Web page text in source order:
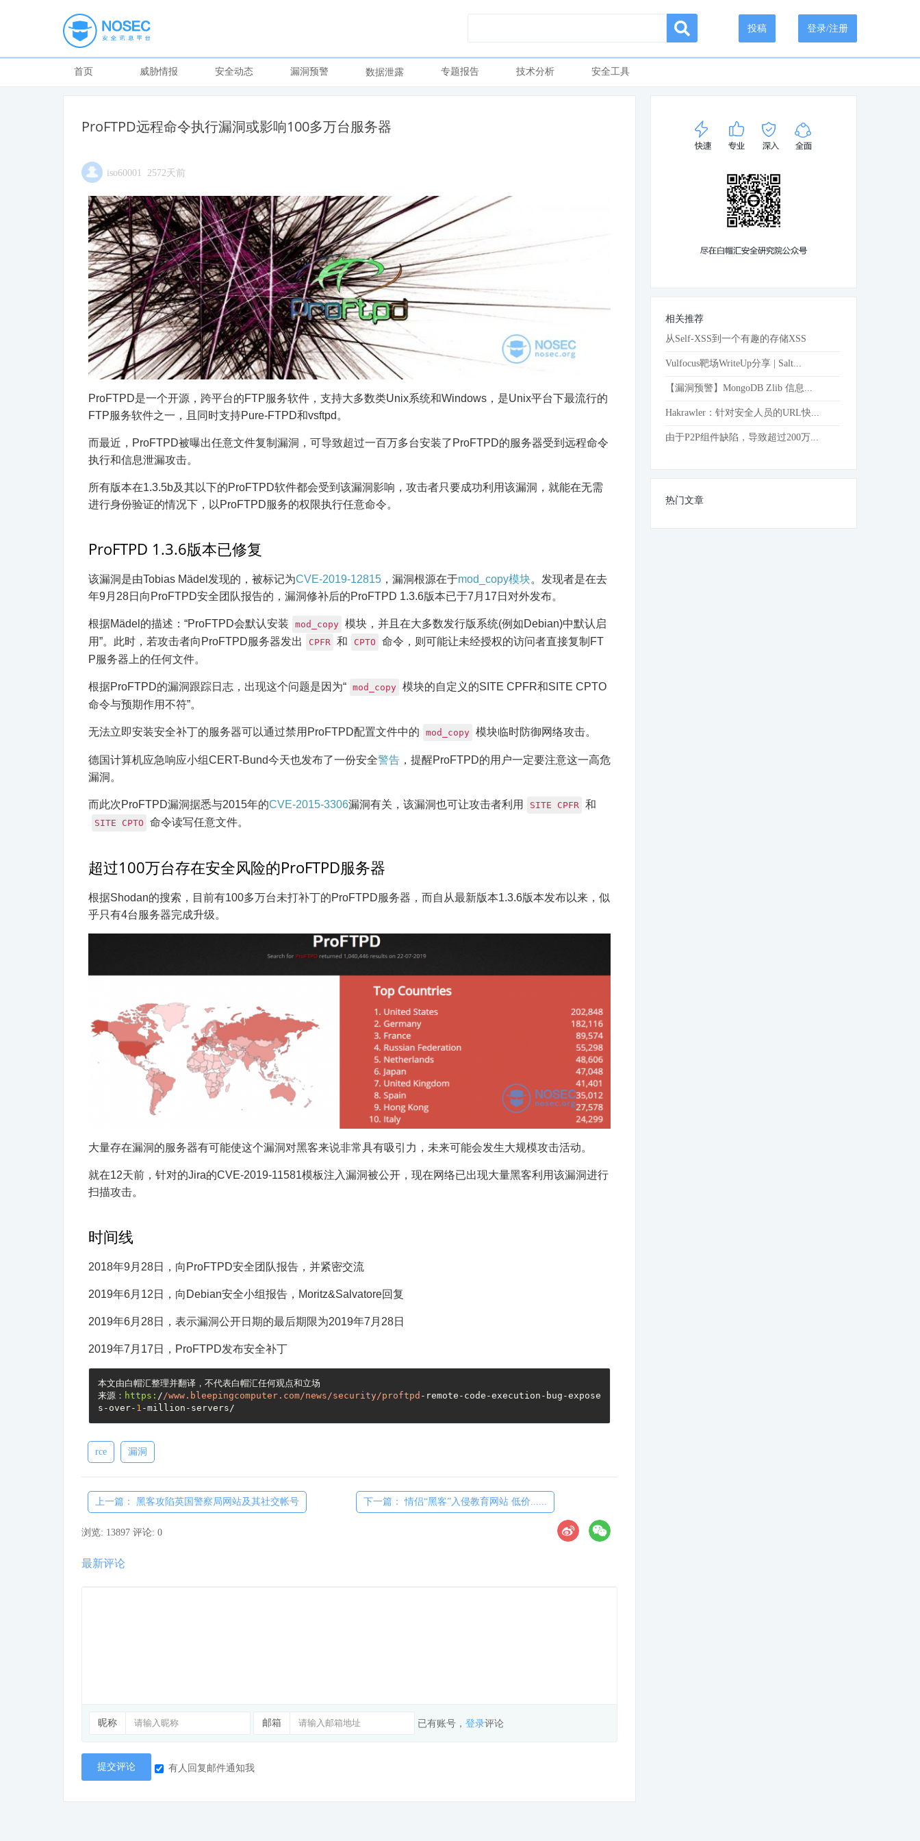
登录/注册
投稿
首页 威胁情报 安全动态 漏洞预警 数据泄露 专题报告 技术分析 安全工具
ProFTPD远程命令执行漏洞或影响100多万台服务器
iso60001 2572天前
ProFTPD是一个开源，跨平台的FTP服务软件，支持大多数类Unix系统和Windows，是Unix平台下最流行的
FTP服务软件之一，且同时支持Pure-FTPD和vsftpd。
而最近，ProFTPD被曝出任意文件复制漏洞，可导致超过一百万多台安装了ProFTPD的服务器受到远程命令
执行和信息泄漏攻击。
所有版本在1.3.5b及其以下的ProFTPD软件都会受到该漏洞影响，攻击者只要成功利用该漏洞，就能在无需
进行身份验证的情况下，以ProFTPD服务的权限执行任意命令。
ProFTPD 1.3.6版本已修复
该漏洞是由Tobias Mädel发现的，被标记为CVE-2019-12815 ，漏洞根源在于mod_copy模块。发现者是在去
年9月28日向ProFTPD安全团队报告的，漏洞修补后的ProFTPD 1.3.6版本已于7月17日对外发布。
根据Mädel的描述：“ProFTPD会默认安装 mod_copy 模块，并且在大多数发行版系统(例如Debian)中默认启
用”。此时，若攻击者向ProFTPD服务器发出
CPFR 和 CPTO
命令，则可能让未经授权的访问者直接复制FT
P服务器上的任何文件。
根据ProFTPD的漏洞跟踪日志，出现这个问题是因为“ mod_copy 模块的自定义的SITE CPFR和SITE CPTO
命令与预期作用不符”。
无法立即安装安全补丁的服务器可以通过禁用ProFTPD配置文件中的 mod_copy 模块临时防御网络攻击。
德国计算机应急响应小组CERT-Bund今天也发布了一份安全警告 ，提醒ProFTPD的用户一定要注意这一高危
漏洞。
而此次ProFTPD漏洞据悉与2015年的CVE-2015-3306漏洞有关，该漏洞也可让攻击者利用 SITE CPFR 和
SITE CPTO 命令读写任意文件。
超过100万台存在安全风险的ProFTPD服务器
根据Shodan的搜索，目前有100多万台未打补丁的ProFTPD服务器，而自从最新版本1.3.6版本发布以来，似
乎只有4台服务器完成升级。
大量存在漏洞的服务器有可能使这个漏洞对黑客来说非常具有吸引力，未来可能会发生大规模攻击活动。
就在12天前，针对的Jira的CVE-2019-11581模板注入漏洞被公开，现在网络已出现大量黑客利用该漏洞进行
扫描攻击。
时间线
2018年9月28日，向ProFTPD安全团队报告，并紧密交流
2019年6月12日，向Debian安全小组报告，Moritz&Salvatore回复
2019年6月28日，表示漏洞公开日期的最后期限为2019年7月28日
2019年7月17日，ProFTPD发布安全补丁
本文由白帽汇整理并翻译，不代表白帽汇任何观点和立场
来源： https: / /www.bleepingcomputer.com/news /security/proftpd -remote-code-execution-bug-expose
s-over- 1
rce 漏洞
上一篇： 黑客攻陷英国警察局网站及其社交帐号 下一篇： 情侣“黑客”入侵教育网站 低价......
浏览: 13897 评论: 0
最新评论
昵称 邮箱 已有账号， 登录评论
提交评论 有人回复邮件通知我
相关推荐
从Self-XSS到一个有趣的存储XSS
Vulfocus靶场WriteUp分享 | Salt...
【漏洞预警】MongoDB Zlib 信息...
Hakrawler：针对安全人员的URL快...
由于P2P组件缺陷，导致超过200万...
热门文章